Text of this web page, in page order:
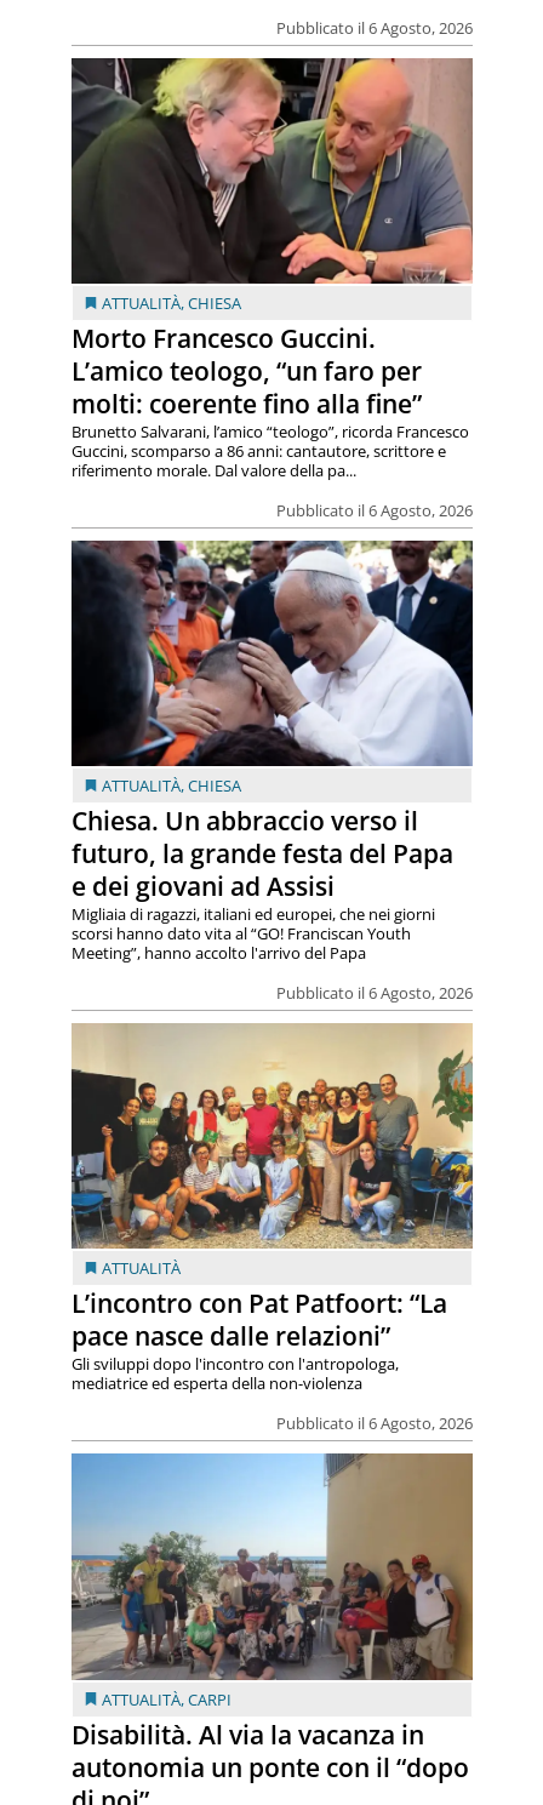
Pubblicato il 6 Agosto, 2026
ATTUALITÀ,CHIESA
Morto Francesco Guccini.
L’amico teologo, “un faro per
molti: coerente fino alla fine”
Pubblicato il 6 Agosto, 2026
Brunetto Salvarani, l’amico “teologo”, ricorda Francesco
Guccini, scomparso a 86 anni: cantautore, scrittore e
riferimento morale. Dal valore della pa...
ATTUALITÀ,CHIESA
Chiesa. Un abbraccio verso il
futuro, la grande festa del Papa
e dei giovani ad Assisi
Pubblicato il 6 Agosto, 2026
Migliaia di ragazzi, italiani ed europei, che nei giorni
scorsi hanno dato vita al “GO! Franciscan Youth
Meeting”, hanno accolto l'arrivo del Papa
ATTUALITÀ
L’incontro con Pat Patfoort: “La
pace nasce dalle relazioni”
Pubblicato il 6 Agosto, 2026
Gli sviluppi dopo l'incontro con l'antropologa,
mediatrice ed esperta della non-violenza
ATTUALITÀ,CARPI
Disabilità. Al via la vacanza in
autonomia un ponte con il “dopo